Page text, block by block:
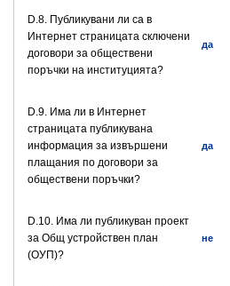
D.8. Публикувани ли са в
Интернет страницата сключени
договори за обществени
поръчки на институцията?
да
D.9. Има ли в Интернет
страницата публикувана
информация за извършени
плащания по договори за
обществени поръчки?
да
D.10. Има ли публикуван проект
за Общ устройствен план
(ОУП)?
не